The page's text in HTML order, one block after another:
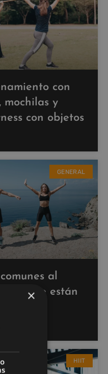
con
mochilas y
con objetos
GENERAL
al
que están
HIIT
×